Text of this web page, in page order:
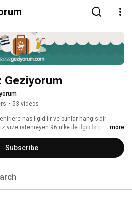
Geziyorum
• 53 videos
nasıl gidilir ve bunlar hangisidir
istemeyen 96 ülke ile ilgili bilgilerin yer
...more
Subscribe